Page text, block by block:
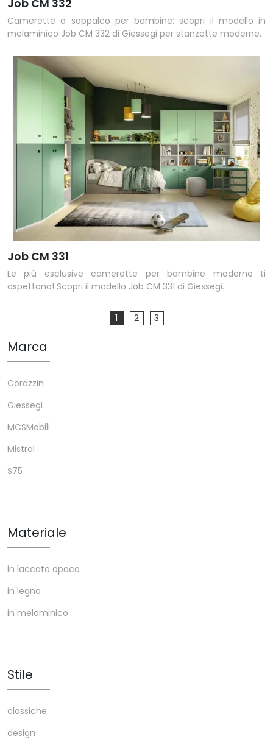
Job CM 332
Camerette a soppalco per bambine: scopri il modello in
melaminico Job CM 332 di Giessegi per stanzette moderne.
Job CM 331
Le più esclusive camerette per bambine moderne ti
aspettano! Scopri il modello Job CM 331 di Giessegi.
1 2 3
Marca
Corazzin
Giessegi
MCSMobili
Mistral
S75
Materiale
in laccato opaco
in legno
in melaminico
Stile
classiche
design